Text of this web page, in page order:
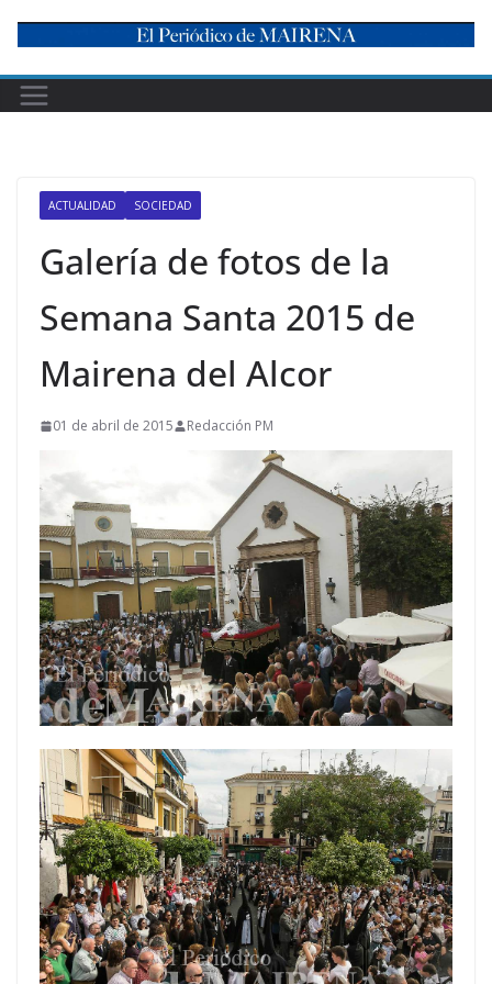
content
ACTUALIDAD SOCIEDAD
Galería de fotos de la
Semana Santa 2015 de
Mairena del Alcor
01 de abril de 2015 Redacción PM